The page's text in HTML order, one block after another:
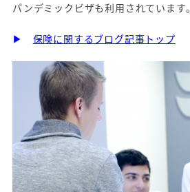
パンデミックビザも利用されています。
▶ 保険に関するブログ記事トップ